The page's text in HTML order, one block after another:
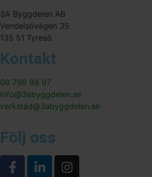
3A Byggdelen AB
Vendelsövägen 35
135 51 Tyresö
Kontakt
08 798 98 97
info@3abyggdelen.se
verkstad@3abyggdelen.se
Följ oss